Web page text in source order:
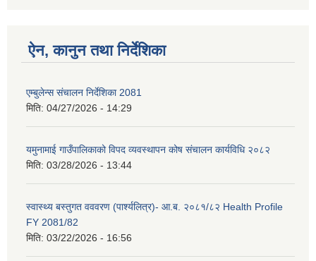
ऐन, कानुन तथा निर्देशिका
एम्बुलेन्स संचालन निर्देशिका 2081
मिति: 04/27/2026 - 14:29
यमुनामाई गाउँपालिकाको विपद व्यवस्थापन कोष संचालन कार्यविधि २०८२
मिति: 03/28/2026 - 13:44
स्वास्थ्य बस्तुगत वववरण (पार्श्यलित्र)- आ.ब. २०८१/८२ Health Profile
FY 2081/82
मिति: 03/22/2026 - 16:56